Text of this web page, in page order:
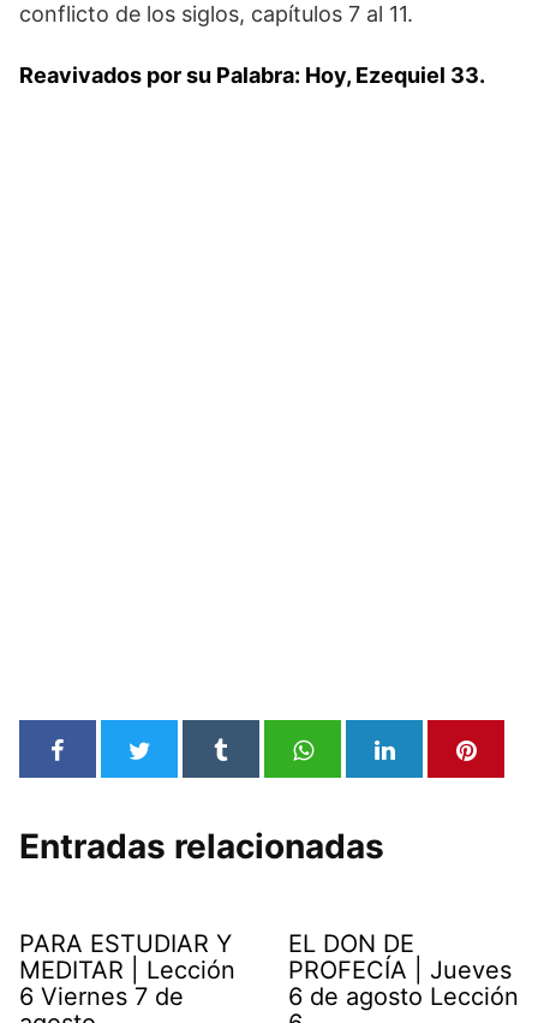
conflicto de los siglos, capítulos 7 al 11.
Reavivados por su Palabra: Hoy, Ezequiel 33.
Entradas relacionadas
PARA ESTUDIAR Y
MEDITAR | Lección
6 Viernes 7 de
EL DON DE
PROFECÍA | Jueves
6 de agosto Lección